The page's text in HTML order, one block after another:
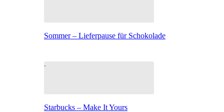
Sommer – Lieferpause für Schokolade
Starbucks – Make It Yours